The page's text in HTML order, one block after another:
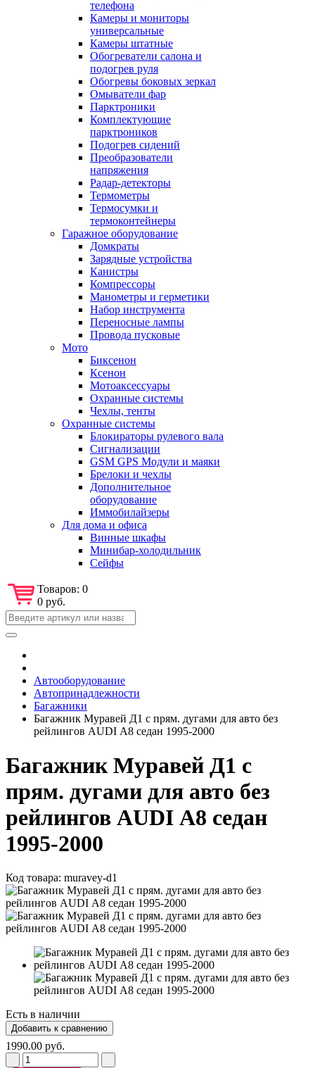
телефона
Камеры и мониторы
универсальные
Камеры штатные
Обогреватели салона и
подогрев руля
Обогревы боковых зеркал
Омыватели фар
Парктроники
Комплектующие
парктроников
Подогрев сидений
Преобразователи
напряжения
Радар-детекторы
Термометры
Термосумки и
термоконтейнеры
Гаражное оборудование
Домкраты
Зарядные устройства
Канистры
Компрессоры
Манометры и герметики
Набор инструмента
Переносные лампы
Провода пусковые
Мото
Биксенон
Ксенон
Мотоаксессуары
Охранные системы
Чехлы, тенты
Охранные системы
Блокираторы рулевого вала
Сигнализации
GSM GPS Модули и маяки
Брелоки и чехлы
Дополнительное
оборудование
Иммобилайзеры
Для дома и офиса
Винные шкафы
Минибар-холодильник
Сейфы
Товаров: 0
0 руб.
Автооборудование
Автопринадлежности
Багажники
Багажник Муравей Д1 с прям. дугами для авто без
рейлингов AUDI А8 седан 1995-2000
Багажник Муравей Д1 с
прям. дугами для авто без
рейлингов AUDI А8 седан
1995-2000
Код товара: muravey-d1
Есть в наличии
1990.00 руб.